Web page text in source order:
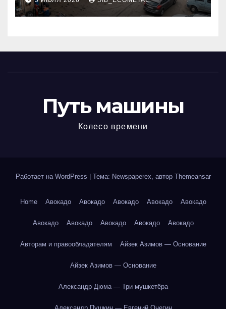
МКАД
Путь машины
Колесо времени
Работает на WordPress Тема: Newspaperex, автор Themeansar
Home Авокадо Авокадо Авокадо Авокадо Авокадо
Авокадо Авокадо Авокадо Авокадо Авокадо
Авторам и правообладателям Айзек Азимов — Основание
Айзек Азимов — Основание
Александр Дюма — Три мушкетёра